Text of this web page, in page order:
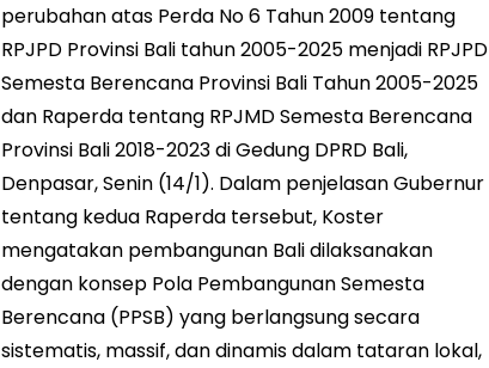
perubahan atas Perda No 6 Tahun 2009 tentang
RPJPD Provinsi Bali tahun 2005-2025 menjadi RPJPD
Semesta Berencana Provinsi Bali Tahun 2005-2025
dan Raperda tentang RPJMD Semesta Berencana
Provinsi Bali 2018-2023 di Gedung DPRD Bali,
Denpasar, Senin (14/1). Dalam penjelasan Gubernur
tentang kedua Raperda tersebut, Koster
mengatakan pembangunan Bali dilaksanakan
dengan konsep Pola Pembangunan Semesta
Berencana (PPSB) yang berlangsung secara
sistematis, massif, dan dinamis dalam tataran lokal,